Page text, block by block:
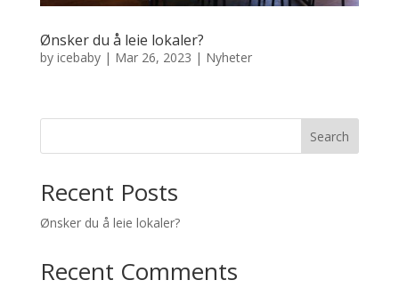
Ønsker du å leie lokaler?
by icebaby| Mar 26, 2023 | Nyheter
Search
Recent Posts
Ønsker du å leie lokaler?
Recent Comments